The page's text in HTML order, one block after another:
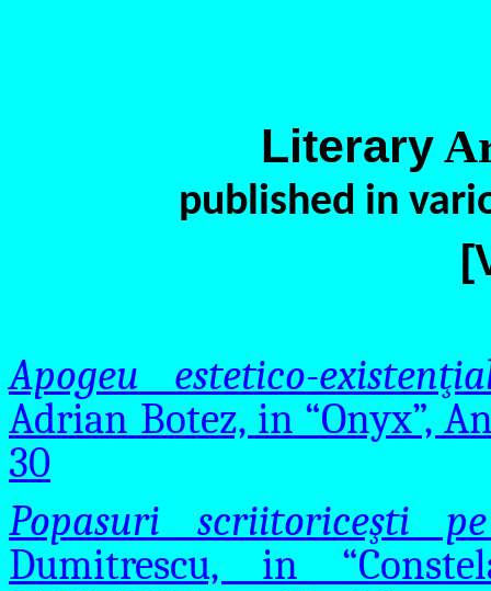
Literary
published in
Apogeu estetico-
Adrian Botez, in “Onyx”,
30
Popasuri scriitoriceşti
Dumitrescu, in